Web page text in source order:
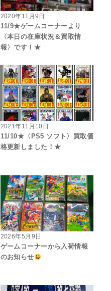
2020年11月9日
11/9★ゲームコーナーより
〈本日の在庫状況＆買取情
報〉です！★
2021年11月10日
11/10★〈PS5 ソフト〉買取価
格更新しました！★
2026年5月9日
ゲームコーナーから入荷情報
のお知らせ